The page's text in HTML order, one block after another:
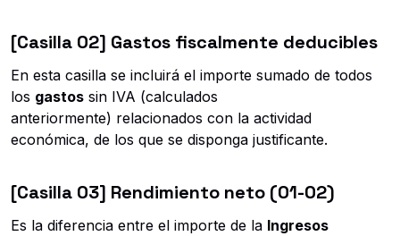
[Casilla 02] Gastos fiscalmente deducibles
En esta casilla se incluirá el importe sumado de todos
los gastos sin IVA (calculados
anteriormente) relacionados con la actividad
económica, de los que se disponga justificante.
[Casilla 03] Rendimiento neto (01-02)
Es la diferencia entre el importe de la Ingresos